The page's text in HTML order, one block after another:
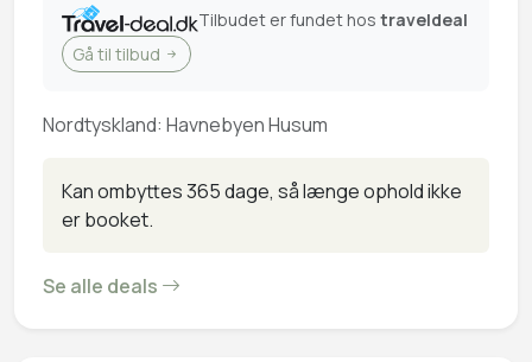
Tilbudet er fundet hos traveldeal
Gå til tilbud
Nordtyskland: Havnebyen Husum
Kan ombyttes 365 dage, så længe ophold ikke
er booket.
Se alle deals